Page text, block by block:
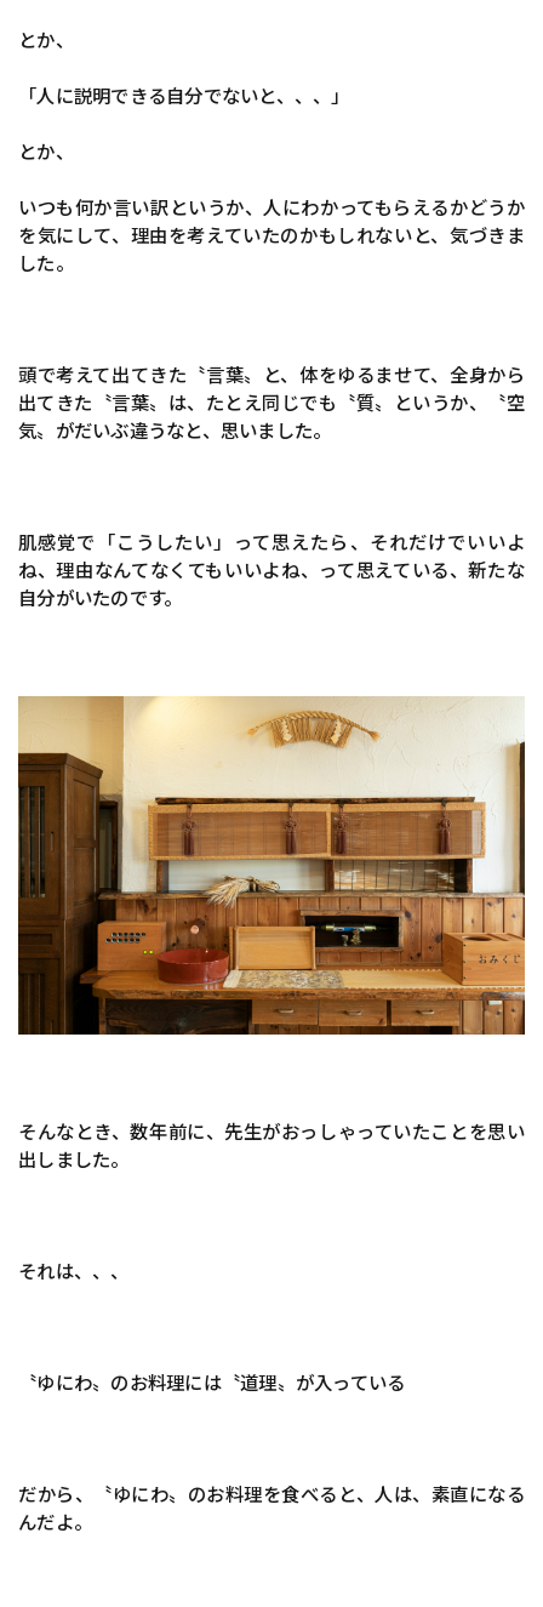
とか、
「人に説明できる自分でないと、、、」
とか、
いつも何か言い訳というか、人にわかってもらえるかどうか
を気にして、理由を考えていたのかもしれないと、気づきま
した。
頭で考えて出てきた〝言葉〟と、体をゆるませて、全身から
出てきた〝言葉〟は、たとえ同じでも〝質〟というか、〝空
気〟がだいぶ違うなと、思いました。
肌感覚で「こうしたい」って思えたら、それだけでいいよ
ね、理由なんてなくてもいいよね、って思えている、新たな
自分がいたのです。
そんなとき、数年前に、先生がおっしゃっていたことを思い
出しました。
それは、、、
〝ゆにわ〟のお料理には〝道理〟が入っている
だから、〝ゆにわ〟のお料理を食べると、人は、素直になる
んだよ。